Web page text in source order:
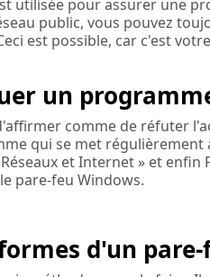
utilisée pour assurer une
public, vous pouvez
est possible, car c'est
un
comme de réfuter
qui se met régulièrement
et Internet » et enfin
pare-feu Windows.
d'un pare-